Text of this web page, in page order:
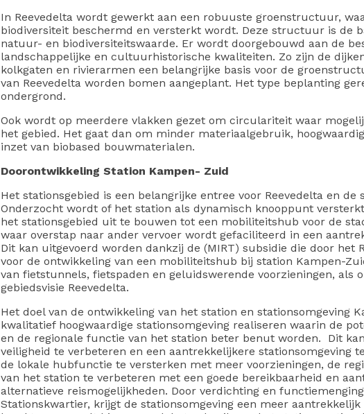
In Reevedelta wordt gewerkt aan een robuuste groenstructuur,
biodiversiteit beschermd en versterkt wordt. Deze structuur is de
natuur- en biodiversiteitswaarde. Er wordt doorgebouwd aan de
landschappelijke en cultuurhistorische kwaliteiten. Zo zijn de
kolkgaten en rivierarmen een belangrijke basis voor de
van Reevedelta worden bomen aangeplant. Het type beplanting
ondergrond.
Ook wordt op meerdere vlakken gezet om circulariteit waar
het gebied. Het gaat dan om minder materiaalgebruik,
inzet van biobased bouwmaterialen.
Doorontwikkeling Station Kampen- Zuid
Het stationsgebied is een belangrijke entree voor Reevedelta en de
Onderzocht wordt of het station als dynamisch knooppunt
het stationsgebied uit te bouwen tot een mobiliteitshub voor de
waar overstap naar ander vervoer wordt gefaciliteerd in een
Dit kan uitgevoerd worden dankzij de (MIRT) subsidie die door het
voor de ontwikkeling van een mobiliteitshub bij station Kampen-
van fietstunnels, fietspaden en geluidswerende voorzieningen, als
gebiedsvisie Reevedelta.
Het doel van de ontwikkeling van het station en stationsomgeving
kwalitatief hoogwaardige stationsomgeving realiseren waarin de
en de regionale functie van het station beter benut worden. Dit
veiligheid te verbeteren en een aantrekkelijkere stationsomgeving
de lokale hubfunctie te versterken met meer voorzieningen, de
van het station te verbeteren met een goede bereikbaarheid en
alternatieve reismogelijkheden. Door verdichting en
Stationskwartier, krijgt de stationsomgeving een meer